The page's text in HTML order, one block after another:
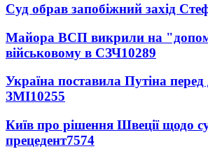
Суд обрав запобіжний захід
Майора ВСП викрили на
військовому в СЗЧ10289
Україна поставила Путіна
ЗМІ10255
Київ про рішення Швеції щодо
прецедент7574